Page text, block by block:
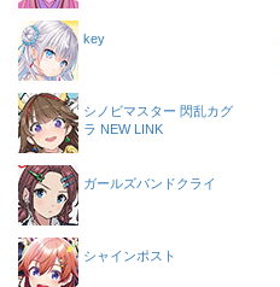
key
シノビマスター 閃乱カグ
ラ NEW LINK
ガールズバンドクライ
シャインポスト